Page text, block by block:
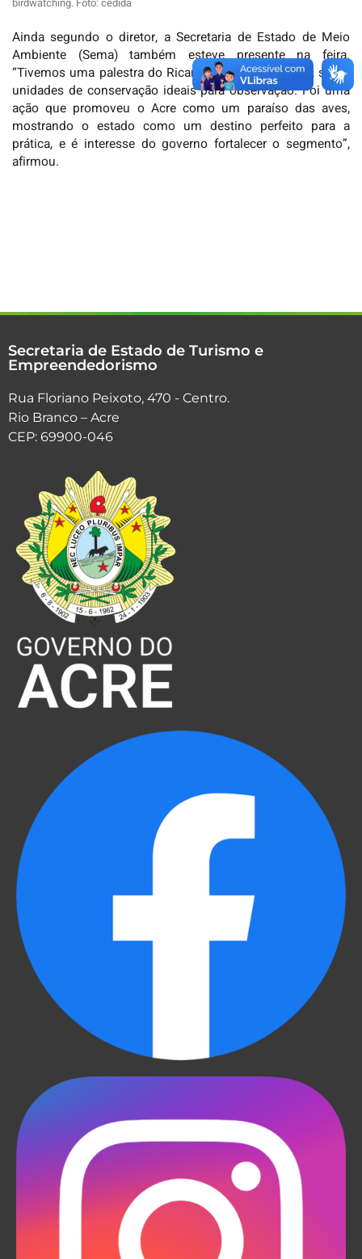
Ainda segundo o diretor, a Secretaria de Estado de Meio
Ambiente (Sema) também esteve presente na feira.
“Tivemos uma palestra do Ricardo Plácido, da Sema, sobre
unidades de conservação ideais para observação. Foi uma
ação que promoveu o Acre como um paraíso das aves,
mostrando o estado como um destino perfeito para a
prática, e é interesse do governo fortalecer o segmento”,
afirmou.
Secretaria de Estado de Turismo e
Empreendedorismo
Rua Floriano Peixoto, 470 - Centro.
Rio Branco – Acre
CEP: 69900-046